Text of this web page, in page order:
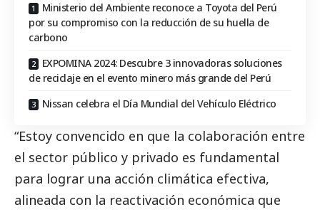
Ministerio del Ambiente reconoce a Toyota del Perú
por su compromiso con la reducción de su huella de
carbono
EXPOMINA 2024: Descubre 3 innovadoras soluciones
de reciclaje en el evento minero más grande del Perú
Nissan celebra el Día Mundial del Vehículo Eléctrico
“Estoy convencido en que la colaboración entre
el sector público y privado es fundamental
para lograr una acción climática efectiva,
alineada con la reactivación económica que